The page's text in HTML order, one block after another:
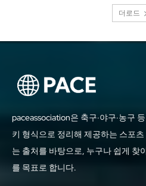
더로드
paceassociation은 축구·야구·농구
키 형식으로 정리해 제공하는 스포
는 출처를 바탕으로, 누구나 쉽게 찾
를 목표로 합니다.